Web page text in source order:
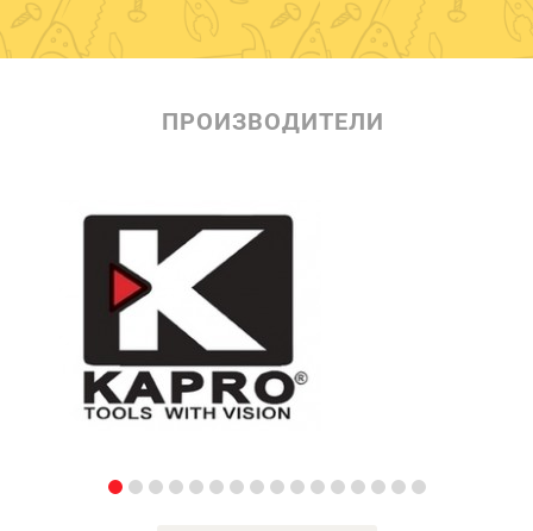
ПРОИЗВОДИТЕЛИ